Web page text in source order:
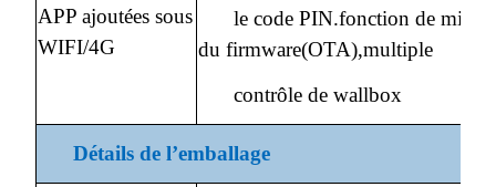
APP ajoutées sous
WIFI/4G
le code PIN.fonction de mise
du firmware(OTA),multiple
contrôle de wallbox
Détails de l’emballage